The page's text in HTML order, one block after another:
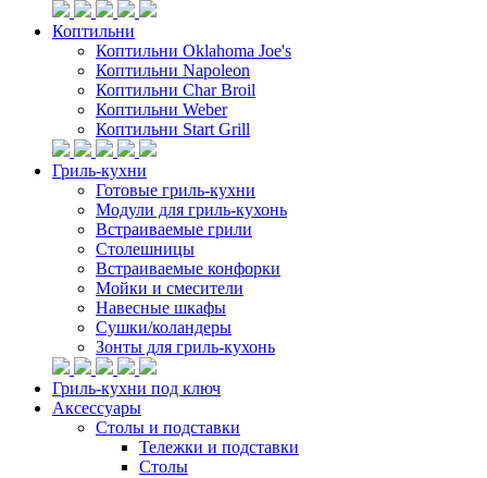
Коптильни
Коптильни Oklahoma Joe's
Коптильни Napoleon
Коптильни Char Broil
Коптильни Weber
Коптильни Start Grill
Гриль-кухни
Готовые гриль-кухни
Модули для гриль-кухонь
Встраиваемые грили
Столешницы
Встраиваемые конфорки
Мойки и смесители
Навесные шкафы
Сушки/коландеры
Зонты для гриль-кухонь
Гриль-кухни под ключ
Аксессуары
Столы и подставки
Тележки и подставки
Столы